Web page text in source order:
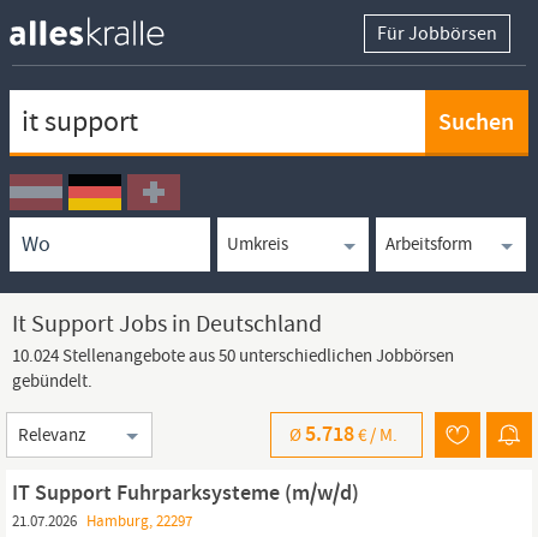
Für Jobbörsen
Ortssuche
Umkreissuche
Arbeitsform
It Support Jobs in Deutschland
10.024 Stellenangebote aus 50 unterschiedlichen Jobbörsen
gebündelt.
Sortierung
Ø5.718€ / M.
IT Support Fuhrparksysteme (m/w/d)
21.07.2026 Hamburg, 22297